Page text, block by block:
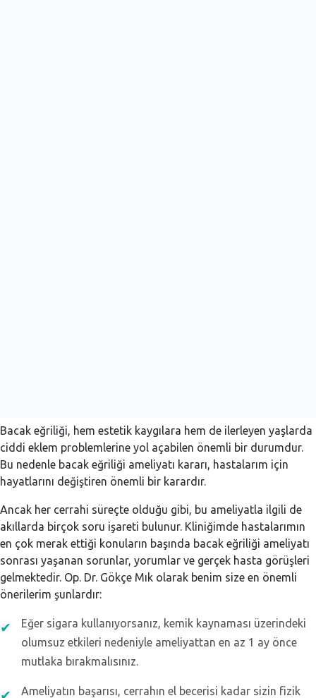
Bacak eğriliği, hem estetik kaygılara hem de ilerleyen yaşlarda
ciddi eklem problemlerine yol açabilen önemli bir durumdur.
Bu nedenle bacak eğriliği ameliyatı kararı, hastalarım için
hayatlarını değiştiren önemli bir karardır.
Ancak her cerrahi süreçte olduğu gibi, bu ameliyatla ilgili de
akıllarda birçok soru işareti bulunur. Kliniğimde hastalarımın
en çok merak ettiği konuların başında bacak eğriliği ameliyatı
sonrası yaşanan sorunlar, yorumlar ve gerçek hasta görüşleri
gelmektedir. Op. Dr. Gökçe Mık olarak benim size en önemli
önerilerim şunlardır:
Eğer sigara kullanıyorsanız, kemik kaynaması üzerindeki
olumsuz etkileri nedeniyle ameliyattan en az 1 ay önce
mutlaka bırakmalısınız.
Ameliyatın başarısı, cerrahın el becerisi kadar sizin fizik